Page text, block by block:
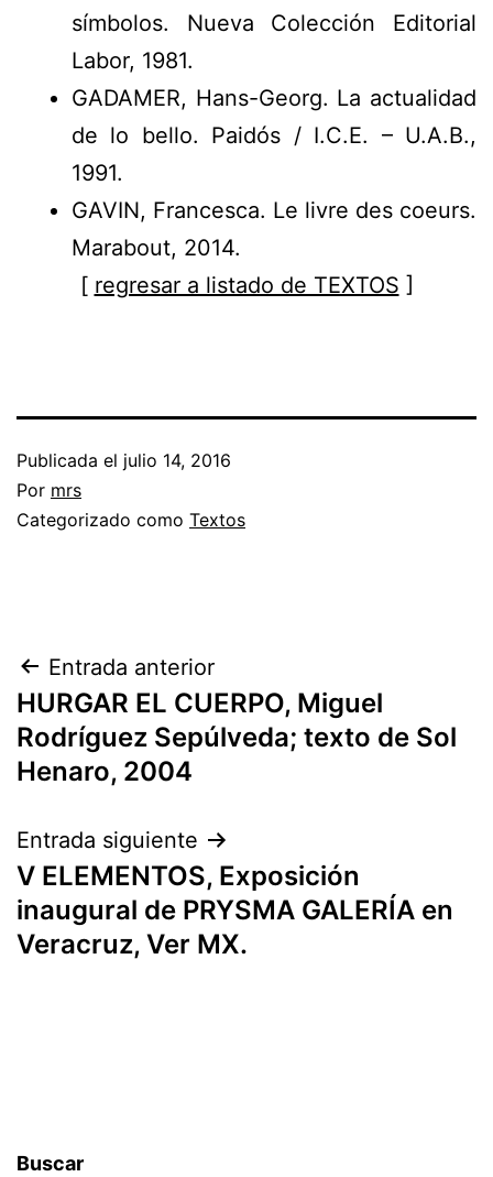
símbolos. Nueva Colección Editorial
Labor, 1981.
GADAMER, Hans-Georg. La actualidad
de lo bello. Paidós / I.C.E. – U.A.B.,
1991.
GAVIN, Francesca. Le livre des coeurs.
Marabout, 2014.
[ regresar a listado de TEXTOS ]
Publicada el julio 14, 2016
Por mrs
Categorizado como Textos
Entrada anterior
HURGAR EL CUERPO, Miguel
Rodríguez Sepúlveda; texto de Sol
Henaro, 2004
Entrada siguiente
V ELEMENTOS, Exposición
inaugural de PRYSMA GALERÍA en
Veracruz, Ver MX.
Buscar